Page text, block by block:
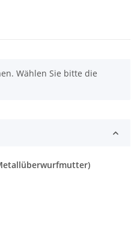
Wählen Sie bitte die